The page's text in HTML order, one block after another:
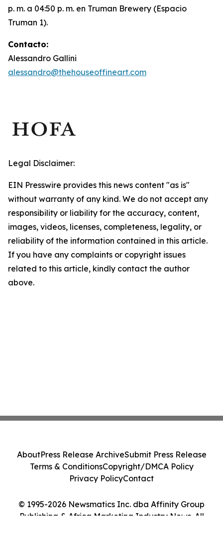
p. m. a 04:50 p. m. en Truman Brewery (Espacio
Truman 1).
Contacto:
Alessandro Gallini
alessandro@thehouseoffineart.com
Legal Disclaimer:
EIN Presswire provides this news content "as is"
without warranty of any kind. We do not accept any
responsibility or liability for the accuracy, content,
images, videos, licenses, completeness, legality, or
reliability of the information contained in this article.
If you have any complaints or copyright issues
related to this article, kindly contact the author
above.
© 1995-2026 Newsmatics Inc. dba Affinity Group
Publishing & Africa Marketing Industry News. All
AboutPress Release ArchiveSubmit Press Release
Terms & ConditionsCopyright/DMCA Policy
Privacy PolicyContact